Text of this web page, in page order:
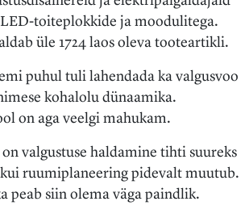
toiteplokkide ja moodulitega.
üle 1724 laos oleva tooteartikli.
puhul tuli lahendada ka valgusvoo
kohalolu dünaamika.
on aga veelgi mahukam.
valgustuse haldamine tihti suureks
ruumiplaneering pidevalt muutub.
peab siin olema väga paindlik.